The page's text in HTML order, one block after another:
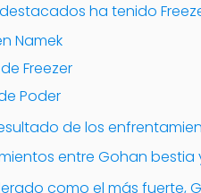
ha tenido
Namek
Freezer
Poder
de los
entre Gohan bestia
como el más fuerte,